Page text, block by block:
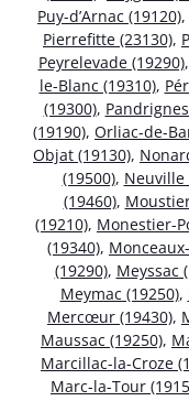
Puy-d’Arnac (19120),
Pierrefitte (23130),
Peyrelevade (19290),
le-Blanc (19310),
(19300),
(19190), Orliac-de-
Objat (19130),
(19500), Neuville
(19460),
(19210), Monestier-
(19340),
(19290), Meyssac
Meymac (19250),
Mercœur (19430),
Maussac (19250),
Marcillac-la-Croze
Marc-la-Tour